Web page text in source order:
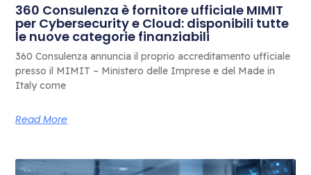
360 Consulenza è fornitore ufficiale MIMIT
per Cybersecurity e Cloud: disponibili tutte
le nuove categorie finanziabili
360 Consulenza annuncia il proprio accreditamento ufficiale
presso il MIMIT – Ministero delle Imprese e del Made in
Italy come
Read More